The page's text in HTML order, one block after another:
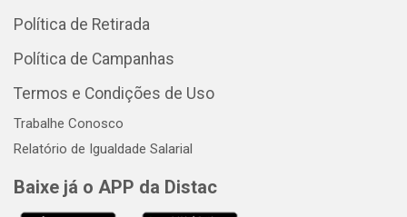
Política de Retirada
Política de Campanhas
Termos e Condições de Uso
Trabalhe Conosco
Relatório de Igualdade Salarial
Baixe já o APP da Distac